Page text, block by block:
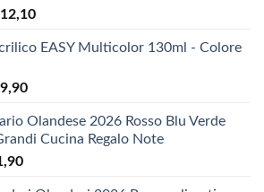
12,10Fascia
prezzo:
€12,10
EASY Multicolor 130ml - Colore
9,90Fascia
prezzo:
da
Olandese 2026 Rosso Blu Verde
Cucina Regalo Note
Il